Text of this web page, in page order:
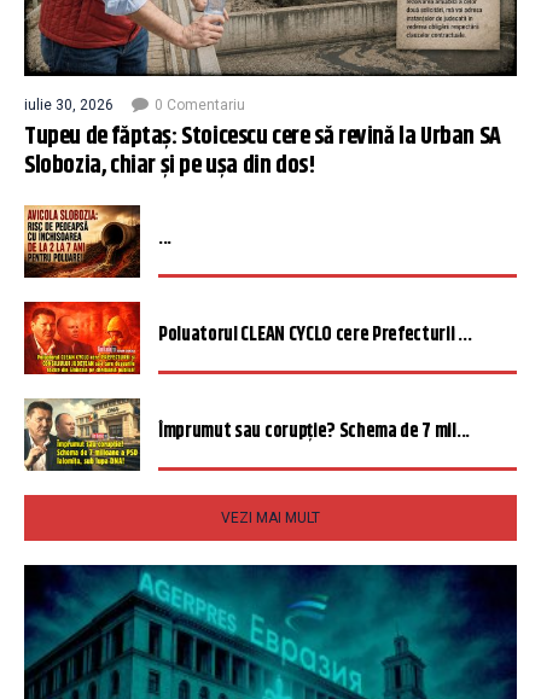
iulie 30, 2026 0 Comentariu
Tupeu de făptaș: Stoicescu cere să revină la Urban SA
Slobozia, chiar și pe ușa din dos!
...
Poluatorul CLEAN CYCLO cere Prefecturii ...
Împrumut sau corupție? Schema de 7 mil...
VEZI MAI MULT